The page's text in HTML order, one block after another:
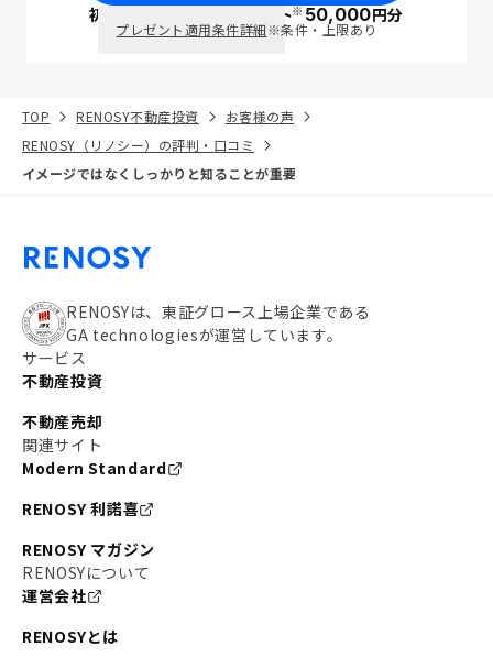
初回面談で ポイント※50,000円分
プレゼント適用条件詳細※条件・上限あり
TOP RENOSY不動産投資
お客様の声
RENOSY（リノシー）の評判・口コミ
イメージではなくしっかりと知ることが重要
RENOSYは、東証グロース上場企業である
GA technologiesが運営しています。
サービス
不動産投資
不動産売却
関連サイト
Modern Standard
RENOSY 利諾喜
RENOSY マガジン
RENOSYについて
運営会社
RENOSYとは